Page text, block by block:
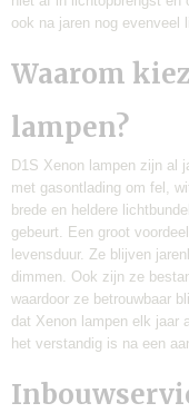
ook na jaren nog evenveel
Waarom
lampen?
D1S Xenon lampen zijn al
met gasontlading om fel,
brede en heldere
gebeurt. Een groot
levensduur. Ze blijven
dimmen. Ook zijn ze
waardoor ze betrouwbaar
dat Xenon lampen elk jaar
het verstandig is na een